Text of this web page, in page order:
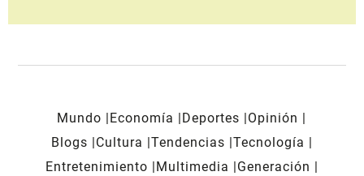
Mundo Economía Deportes
Opinión
Blogs
Cultura Tendencias Tecnología
Entretenimiento
Multimedia
Generación